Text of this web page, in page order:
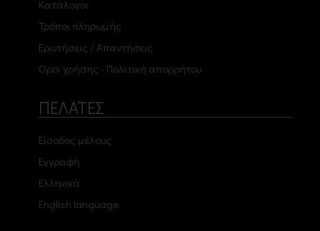
Κατάλογοι
Τρόποι πληρωμής
Ερωτήσεις / Απαντήσεις
Όροι χρήσης - Πολιτική απορρήτου
ΠΕΛΑΤΕΣ
Είσοδος μέλους
Εγγραφή
Ελληνικά
English language